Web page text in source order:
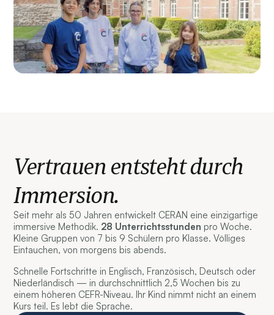
Vertrauen entsteht durch
Immersion.
Seit mehr als 50 Jahren entwickelt CERAN eine einzigartige
immersive Methodik. 28 Unterrichtsstunden pro Woche.
Kleine Gruppen von 7 bis 9 Schülern pro Klasse. Völliges
Eintauchen, von morgens bis abends.
Schnelle Fortschritte in Englisch, Französisch, Deutsch oder
Niederländisch — in durchschnittlich 2,5 Wochen bis zu
einem höheren CEFR-Niveau. Ihr Kind nimmt nicht an einem
Kurs teil. Es lebt die Sprache.